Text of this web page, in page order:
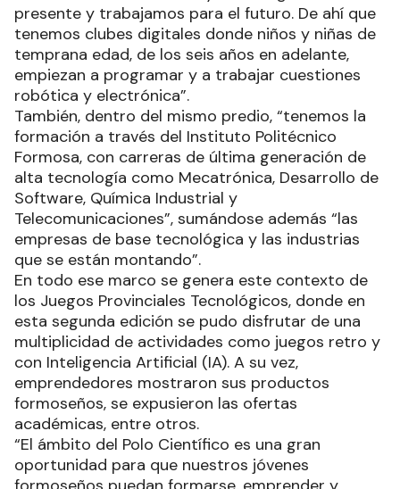
presente y trabajamos para el futuro. De ahí que
tenemos clubes digitales donde niños y niñas de
temprana edad, de los seis años en adelante,
empiezan a programar y a trabajar cuestiones
robótica y electrónica”.
También, dentro del mismo predio, “tenemos la
formación a través del Instituto Politécnico
Formosa, con carreras de última generación de
alta tecnología como Mecatrónica, Desarrollo de
Software, Química Industrial y
Telecomunicaciones”, sumándose además “las
empresas de base tecnológica y las industrias
que se están montando”.
En todo ese marco se genera este contexto de
los Juegos Provinciales Tecnológicos, donde en
esta segunda edición se pudo disfrutar de una
multiplicidad de actividades como juegos retro y
con Inteligencia Artificial (IA). A su vez,
emprendedores mostraron sus productos
formoseños, se expusieron las ofertas
académicas, entre otros.
“El ámbito del Polo Científico es una gran
oportunidad para que nuestros jóvenes